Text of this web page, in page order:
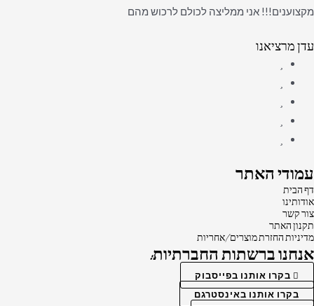
מקצוענים!!! אני ממליצה לכולם לרכוש מהם
עדן מרציאנו
עמודי האתר
דף הבית
אודותינו
צור קשר
תקנון האתר
מדיניות החזרת מוצרים/אחריות
אנחנו ברשתות החברתיות:
בקרו אותנו בפייסבוק
בקרו אותנו באינסטרגם